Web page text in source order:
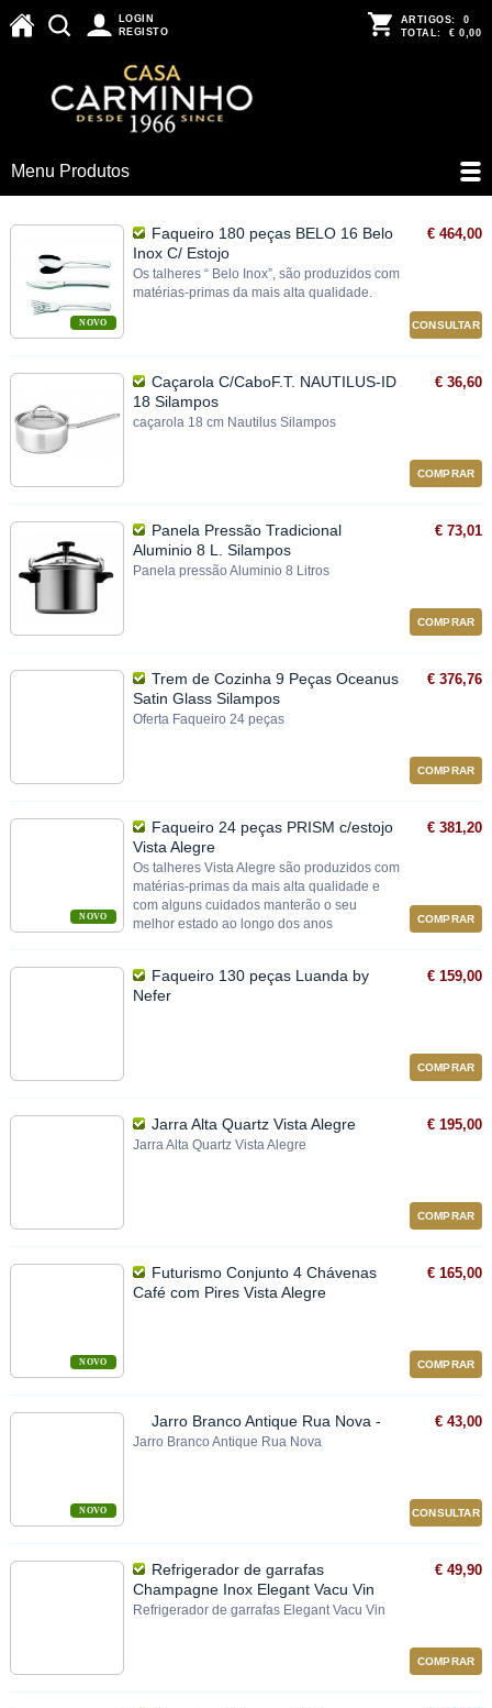
LOGIN
REGISTO
ARTIGOS: 0
TOTAL: € 0,00
Menu Produtos
NOVO
Faqueiro 180 peças BELO 16 Belo
Inox C/ Estojo
Os talheres “ Belo Inox”, são produzidos com
matérias‐primas da mais alta qualidade.
€ 464,00
CONSULTAR
Caçarola C/CaboF.T. NAUTILUS-ID
18 Silampos
caçarola 18 cm Nautilus Silampos
€ 36,60
COMPRAR
Panela Pressão Tradicional
Aluminio 8 L. Silampos
Panela pressão Aluminio 8 Litros
€ 73,01
COMPRAR
Trem de Cozinha 9 Peças Oceanus
Satin Glass Silampos
Oferta Faqueiro 24 peças
€ 376,76
COMPRAR
NOVO
Faqueiro 24 peças PRISM c/estojo
Vista Alegre
Os talheres Vista Alegre são produzidos com
matérias-primas da mais alta qualidade e
com alguns cuidados manterão o seu
melhor estado ao longo dos anos
€ 381,20
COMPRAR
Faqueiro 130 peças Luanda by
Nefer
€ 159,00
COMPRAR
Jarra Alta Quartz Vista Alegre
Jarra Alta Quartz Vista Alegre
€ 195,00
COMPRAR
NOVO
Futurismo Conjunto 4 Chávenas
Café com Pires Vista Alegre
€ 165,00
COMPRAR
NOVO
Jarro Branco Antique Rua Nova -
Jarro Branco Antique Rua Nova
€ 43,00
CONSULTAR
Refrigerador de garrafas
Champagne Inox Elegant Vacu Vin
Refrigerador de garrafas Elegant Vacu Vin
€ 49,90
COMPRAR